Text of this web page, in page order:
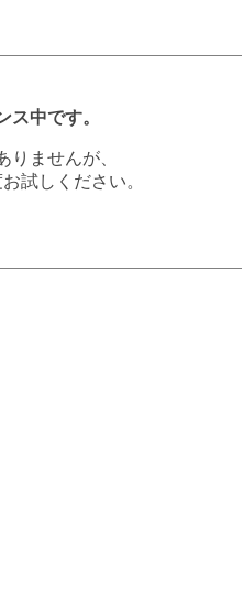
ス中です。
りませんが、
試しください。